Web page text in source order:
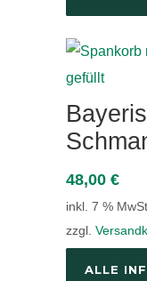
48,00 €
inkl. 7 % MwSt.
zzgl.
ALLE